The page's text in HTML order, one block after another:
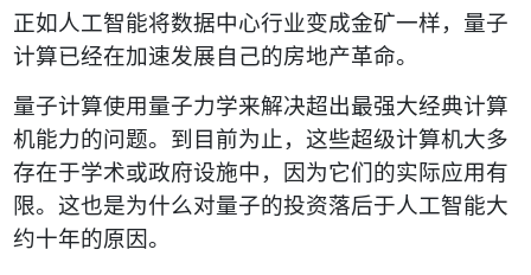
正如人工智能将数据中心行业变成金矿一样，量子
计算已经在加速发展自己的房地产革命。
量子计算使用量子力学来解决超出最强大经典计算
机能力的问题。到目前为止，这些超级计算机大多
存在于学术或政府设施中，因为它们的实际应用有
限。这也是为什么对量子的投资落后于人工智能大
约十年的原因。